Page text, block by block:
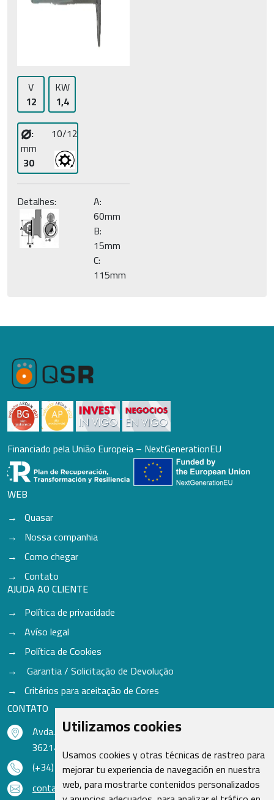
Utilizamos cookies
Usamos cookies y otras técnicas de rastreo para
mejorar tu experiencia de navegación en nuestra
web, para mostrarte contenidos personalizados
V
12
KW
1,4
⌀:
mm
30
10/12
Detalhes:
A:
60mm
B:
15mm
C:
115mm
Financiado pela União Europeia – NextGenerationEU
WEB
Quasar
Nossa companhia
Como chegar
Contato
AJUDA AO CLIENTE
Política de privacidade
Avíso legal
Política de Cookies
Garantia / Solicitação de Devolução
Critérios para aceitação de Cores
CONTATO
Avda. do Freixo - Sardoma, 13
36214 Vigo - Pontevedra - Espanha
(+34) 986 48 16 33
contacto@qsr.es